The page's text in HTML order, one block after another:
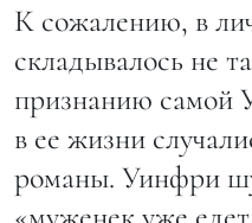
К сожалению, в
складывалось не
признанию самой
в ее жизни
романы. Уинфри